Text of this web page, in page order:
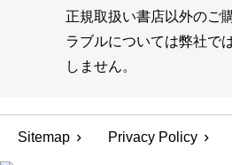
正規取扱い書店以外のご
ラブルについては弊社で
しません。
Sitemap Privacy Policy